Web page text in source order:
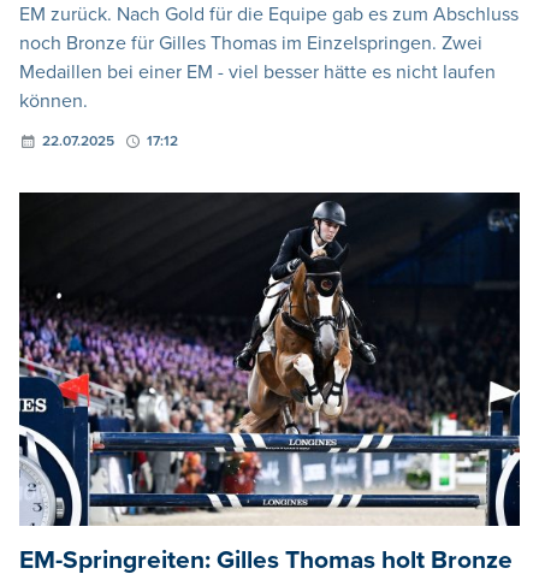
EM zurück. Nach Gold für die Equipe gab es zum Abschluss
noch Bronze für Gilles Thomas im Einzelspringen. Zwei
Medaillen bei einer EM - viel besser hätte es nicht laufen
können.
22.07.2025 17:12
EM-Springreiten: Gilles Thomas holt Bronze